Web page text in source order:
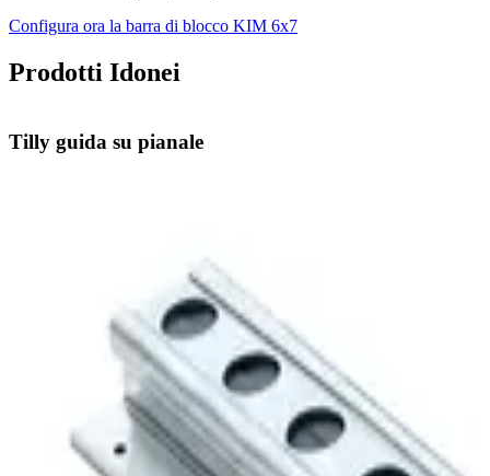
Configura ora la barra di blocco KIM 6x7
Prodotti Idonei
Tilly guida su pianale